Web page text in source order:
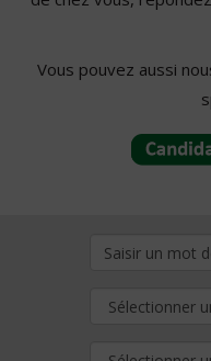
Vous pouvez aussi